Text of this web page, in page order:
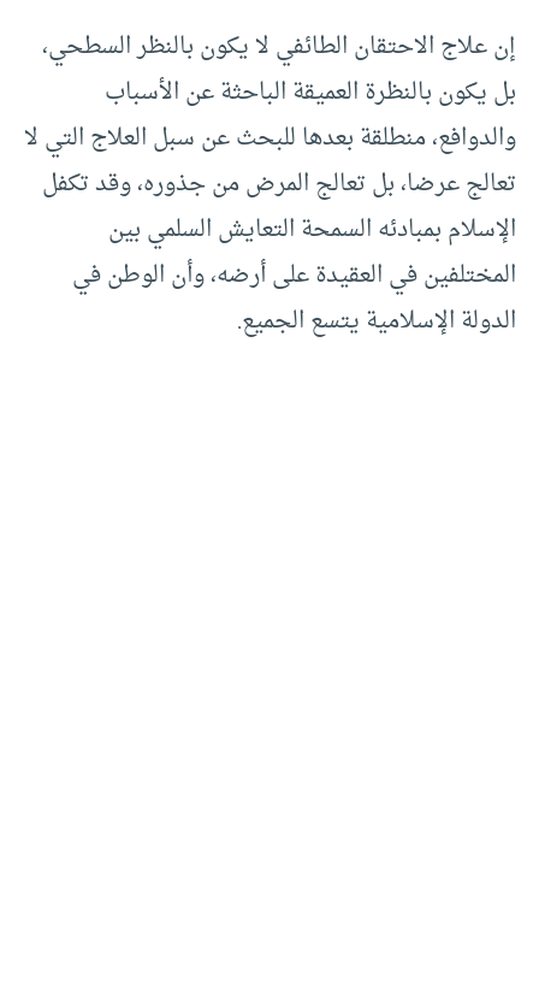
إن علاج الاحتقان الطائفي لا يكون بالنظر السطحي،
بل يكون بالنظرة العميقة الباحثة عن الأسباب
والدوافع، منطلقة بعدها للبحث عن سبل العلاج التي لا
تعالج عرضا، بل تعالج المرض من جذوره، وقد تكفل
الإسلام بمبادئه السمحة التعايش السلمي بين
المختلفين في العقيدة على أرضه، وأن الوطن في
الدولة الإسلامية يتسع الجميع.